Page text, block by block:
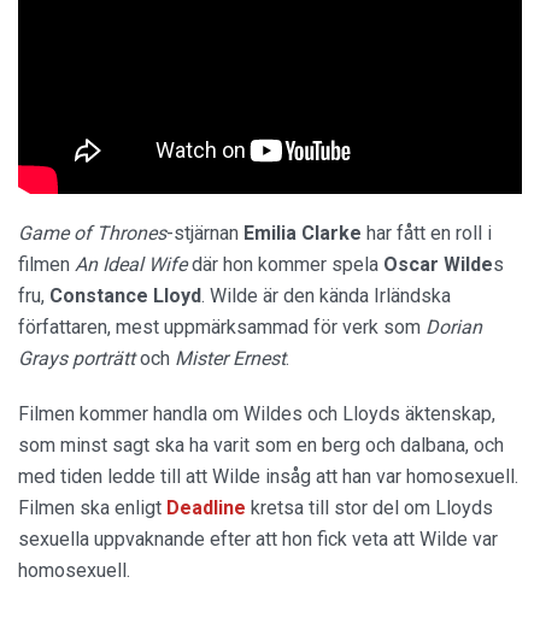
Game of Thrones-stjärnan Emilia Clarke har fått en roll i
filmen An Ideal Wifedär hon kommer spela Oscar Wildes
fru, Constance Lloyd. Wilde är den kända Irländska
författaren, mest uppmärksammad för verk som Dorian
Grays porträttoch Mister Ernest.
Filmen kommer handla om Wildes och Lloyds äktenskap,
som minst sagt ska ha varit som en berg och dalbana, och
med tiden ledde till att Wilde insåg att han var homosexuell.
Filmen ska enligt Deadline kretsa till stor del om Lloyds
sexuella uppvaknande efter att hon fick veta att Wilde var
homosexuell.